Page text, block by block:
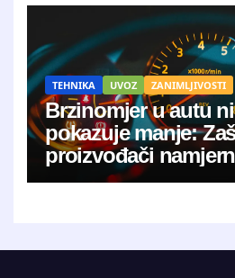
TEHNIKA UVOZ ZANIMLJIVOSTI
Brzinomjer u autu
pokazuje manje:
proizvođači